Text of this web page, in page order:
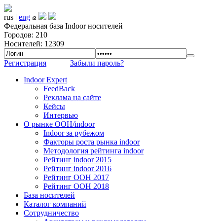
rus | eng
Федеральная база Indoor носителей
Городов: 210
Носителей: 12309
Регистрация
Забыли пароль?
Indoor Expert
FeedBack
Реклама на сайте
Кейсы
Интервью
О рынке OOH/indoor
Indoor за рубежом
Факторы роста рынка indoor
Методология рейтинга indoor
Рейтинг indoor 2015
Рейтинг indoor 2016
Рейтинг OOH 2017
Рейтинг OOH 2018
База носителей
Каталог компаний
Сотрудничество